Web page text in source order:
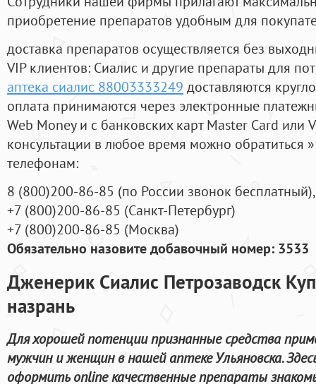
приобретение препаратов удобным для
доставка препаратов осуществляется без
VIP клиентов: Сиалис и другие препараты для
аптека сиалис 88003333249 доставляются
оплата принимаются через электронные
Web Money и с банковских карт Master Card или
консультации в любое время можно обратиться
телефонам:
8 (800)200-86-85 (по России звонок бесплатный),
+7 (800)200-86-85 (Санкт-Петербург)
+7 (800)200-86-85 (Москва)
Обязательно назовите добавочный номер: 3533
Дженерик Сиалис Петрозаводск
назрань
Для хорошей потенции признанные средства
мужчин и женщин в нашей аптеке Ульяновска.
оформить online качественные препараты